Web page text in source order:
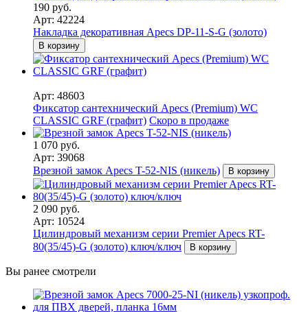
190 руб.
Арт: 42224
Накладка декоративная Apecs DP-11-S-G (золото)
В корзину
Арт: 48603
Фиксатор сантехнический Apecs (Premium) WC
CLASSIC GRF (графит) Скоро в продаже
1 070 руб.
Арт: 39068
Врезной замок Apecs T-52-NIS (никель)
В корзину
2 090 руб.
Арт: 10524
Цилиндровый механизм серии Premier Apecs RT-
80(35/45)-G (золото) ключ/ключ
В корзину
Вы ранее смотрели